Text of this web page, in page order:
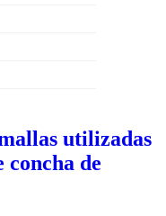
utilizadas
de